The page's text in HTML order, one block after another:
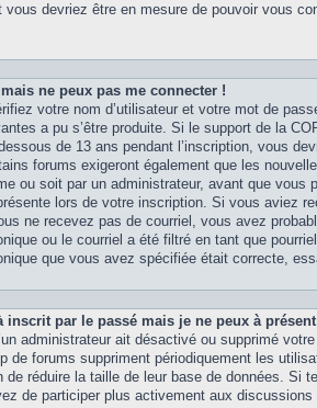
vous devriez être en mesure de pouvoir vous
ne peux pas me connecter !
votre nom d’utilisateur et votre mot de
a pu s’être produite. Si le support de la
de 13 ans pendant l’inscription, vous
forums exigeront également que les
ou soit par un administrateur, avant que vous
lors de votre inscription. Si vous aviez
ne recevez pas de courriel, vous avez
ou le courriel a été filtré en tant que
que vous avez spécifiée était correcte,
inscrit par le passé mais je ne peux à
administrateur ait désactivé ou supprimé
de forums suppriment périodiquement les
de réduire la taille de leur base de données. Si
de participer plus activement aux